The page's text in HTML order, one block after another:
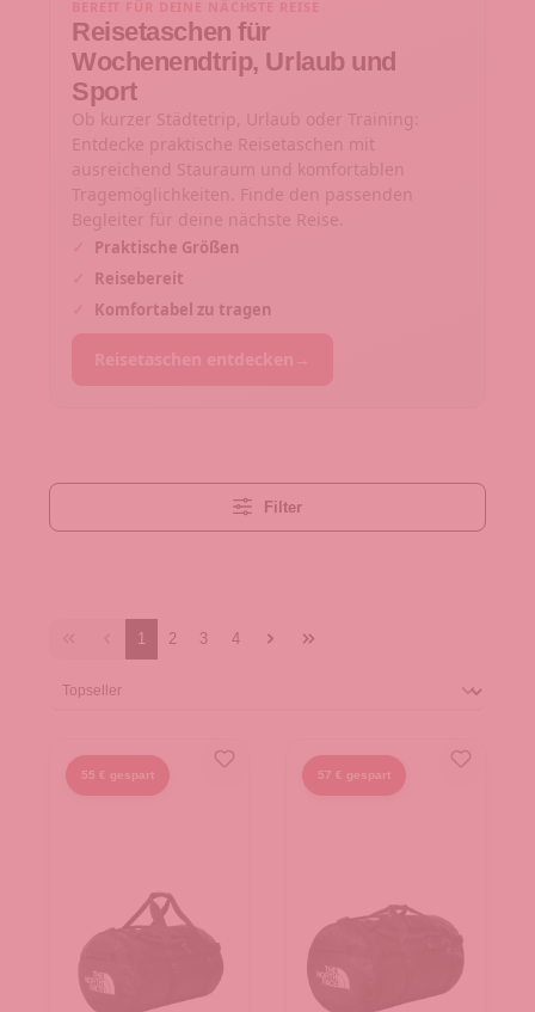
Reisetaschen für
Wochenendtrip, Urlaub und
Sport
Ob kurzer Städtetrip, Urlaub oder Training:
Entdecke praktische Reisetaschen mit
ausreichend Stauraum und komfortablen
Tragemöglichkeiten. Finde den passenden
Begleiter für deine nächste Reise.
Praktische Größen
Reisebereit
Komfortabel zu tragen
Filter
1 2 3 4
55 € gespart 57 € gespart